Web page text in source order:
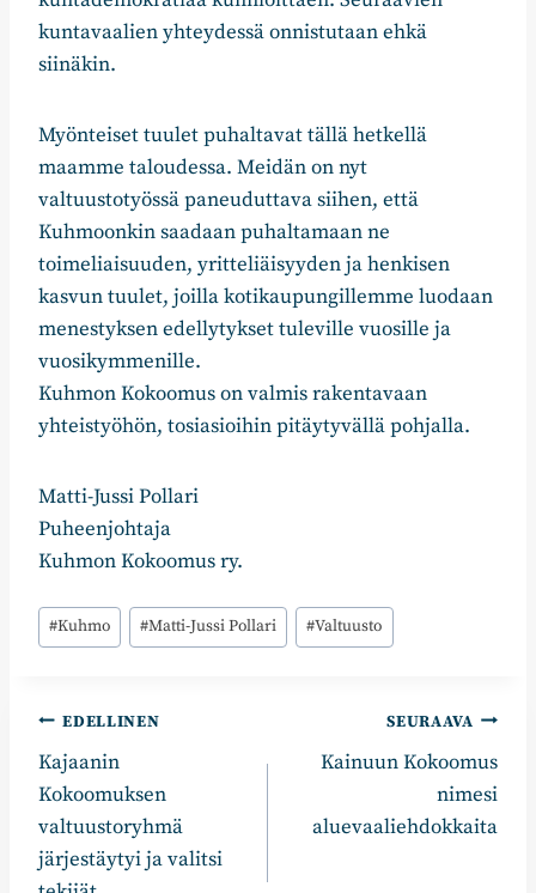
kuntavaalien yhteydessä onnistutaan ehkä
siinäkin.
Myönteiset tuulet puhaltavat tällä hetkellä
maamme taloudessa. Meidän on nyt
valtuustotyössä paneuduttava siihen, että
Kuhmoonkin saadaan puhaltamaan ne
toimeliaisuuden, yritteliäisyyden ja henkisen
kasvun tuulet, joilla kotikaupungillemme luodaan
menestyksen edellytykset tuleville vuosille ja
vuosikymmenille.
Kuhmon Kokoomus on valmis rakentavaan
yhteistyöhön, tosiasioihin pitäytyvällä pohjalla.
Matti-Jussi Pollari
Puheenjohtaja
Kuhmon Kokoomus ry.
Avainsanat:
#Kuhmo #Matti-Jussi Pollari #Valtuusto
Artikkelien
selaus
EDELLINEN
Kajaanin
Kokoomuksen
valtuustoryhmä
järjestäytyi ja valitsi
SEURAAVA
Kainuun Kokoomus
nimesi
aluevaaliehdokkaita